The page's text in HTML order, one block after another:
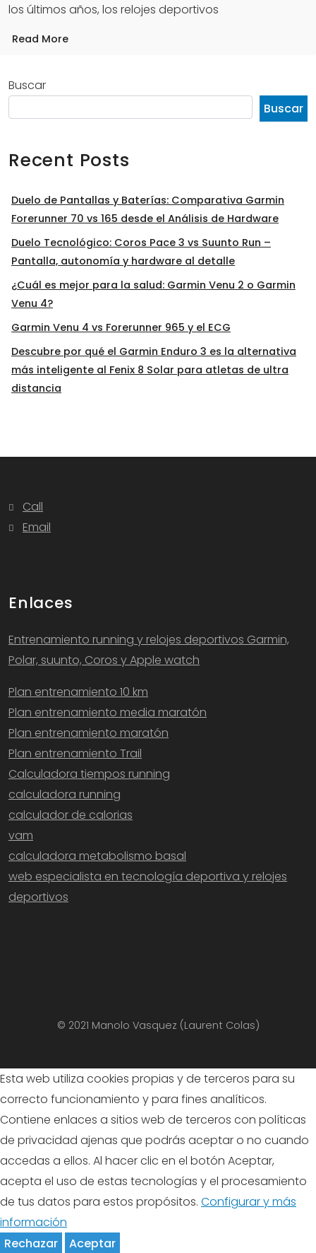
los últimos años, los relojes deportivos
Read More
Buscar
Buscar
Recent Posts
Duelo de Pantallas y Baterías: Comparativa Garmin
Forerunner 70 vs 165 desde el Análisis de Hardware
Duelo Tecnológico: Coros Pace 3 vs Suunto Run –
Pantalla, autonomía y hardware al detalle
¿Cuál es mejor para la salud: Garmin Venu 2 o Garmin
Venu 4?
Garmin Venu 4 vs Forerunner 965 y el ECG
Descubre por qué el Garmin Enduro 3 es la alternativa
más inteligente al Fenix 8 Solar para atletas de ultra
distancia
Call
Email
Enlaces
Entrenamiento running y relojes deportivos Garmin,
Polar, suunto, Coros y Apple watch
Plan entrenamiento 10 km
Plan entrenamiento media maratón
Plan entrenamiento maratón
Plan entrenamiento Trail
Calculadora tiempos running
calculadora running
calculador de calorias
vam
calculadora metabolismo basal
web especialista en tecnología deportiva y relojes
deportivos
© 2021 Manolo Vasquez (Laurent Colas)
Esta web utiliza cookies propias y de terceros para su
correcto funcionamiento y para fines analíticos.
Contiene enlaces a sitios web de terceros con políticas
de privacidad ajenas que podrás aceptar o no cuando
accedas a ellos. Al hacer clic en el botón Aceptar,
acepta el uso de estas tecnologías y el procesamiento
de tus datos para estos propósitos. Configurar y más
información
Rechazar
Aceptar